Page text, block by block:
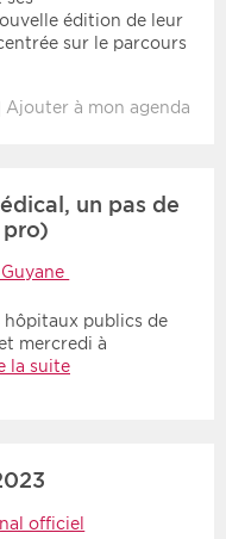
édition de leur
sur le parcours
Ajouter à mon agenda
un pas de
pro)
hôpitaux publics de
mercredi à
la suite
officiel